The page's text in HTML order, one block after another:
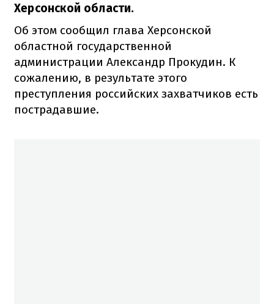
Херсонской области.
Об этом сообщил глава Херсонской
областной государственной
администрации Александр Прокудин. К
сожалению, в результате этого
преступления российских захватчиков есть
пострадавшие.